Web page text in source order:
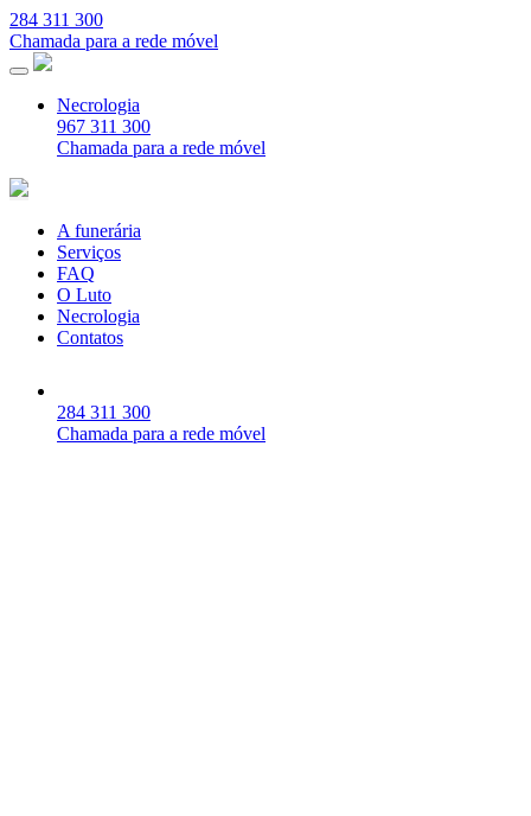
284 311 300
Chamada para a rede móvel
Necrologia
967 311 300
Chamada para a rede móvel
A funerária
Serviços
FAQ
O Luto
Necrologia
Contatos
284 311 300
Chamada para a rede móvel